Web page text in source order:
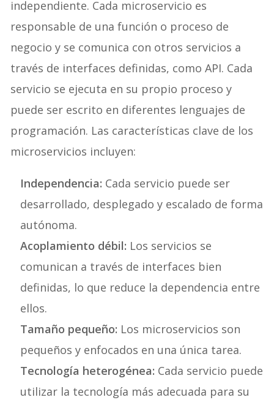
independiente. Cada microservicio es
responsable de una función o proceso de
negocio y se comunica con otros servicios a
través de interfaces definidas, como API. Cada
servicio se ejecuta en su propio proceso y
puede ser escrito en diferentes lenguajes de
programación. Las características clave de los
microservicios incluyen:
Independencia: Cada servicio puede ser
desarrollado, desplegado y escalado de forma
autónoma.
Acoplamiento débil: Los servicios se
comunican a través de interfaces bien
definidas, lo que reduce la dependencia entre
ellos.
Tamaño pequeño: Los microservicios son
pequeños y enfocados en una única tarea.
Tecnología heterogénea: Cada servicio puede
utilizar la tecnología más adecuada para su